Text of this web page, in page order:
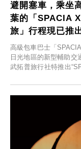
避開塞車，乘坐
葉的「SPACIA
旅」行程現已推
高級包車巴士「
日光地區的新型輔助交
武拓普旅行社特推出